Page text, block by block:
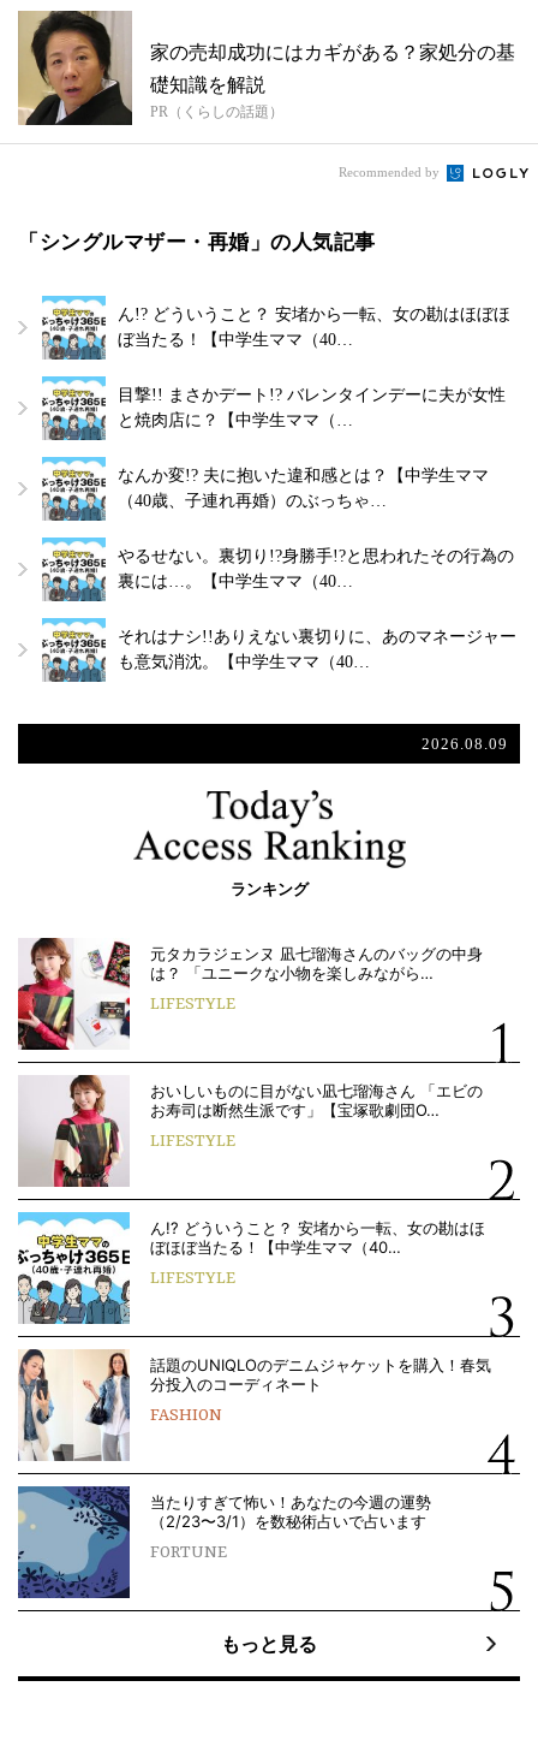
家の売却成功にはカギがある？家処分の基
礎知識を解説
PR（くらしの話題）
Recommended by
「シングルマザー・再婚」の人気記事
ん!? どういうこと？ 安堵から一転、女の勘はほぼほ
ぼ当たる！【中学生ママ（40…
目撃!! まさかデート!? バレンタインデーに夫が女性
と焼肉店に？【中学生ママ（…
なんか変!? 夫に抱いた違和感とは？【中学生ママ
（40歳、子連れ再婚）のぶっちゃ…
やるせない。裏切り!?身勝手!?と思われたその行為の
裏には…。【中学生ママ（40…
それはナシ!!ありえない裏切りに、あのマネージャー
も意気消沈。【中学生ママ（40…
2026.08.09
ランキング
元タカラジェンヌ 凪七瑠海さんのバッグの中身
は？ 「ユニークな小物を楽しみながら…
LIFESTYLE
おいしいものに目がない凪七瑠海さん 「エビの
お寿司は断然生派です」【宝塚歌劇団O…
LIFESTYLE
ん!? どういうこと？ 安堵から一転、女の勘はほ
ぼほぼ当たる！【中学生ママ（40…
LIFESTYLE
話題のUNIQLOのデニムジャケットを購入！春気
分投入のコーディネート
FASHION
当たりすぎて怖い！あなたの今週の運勢
（2/23〜3/1）を数秘術占いで占います
FORTUNE
もっと見る